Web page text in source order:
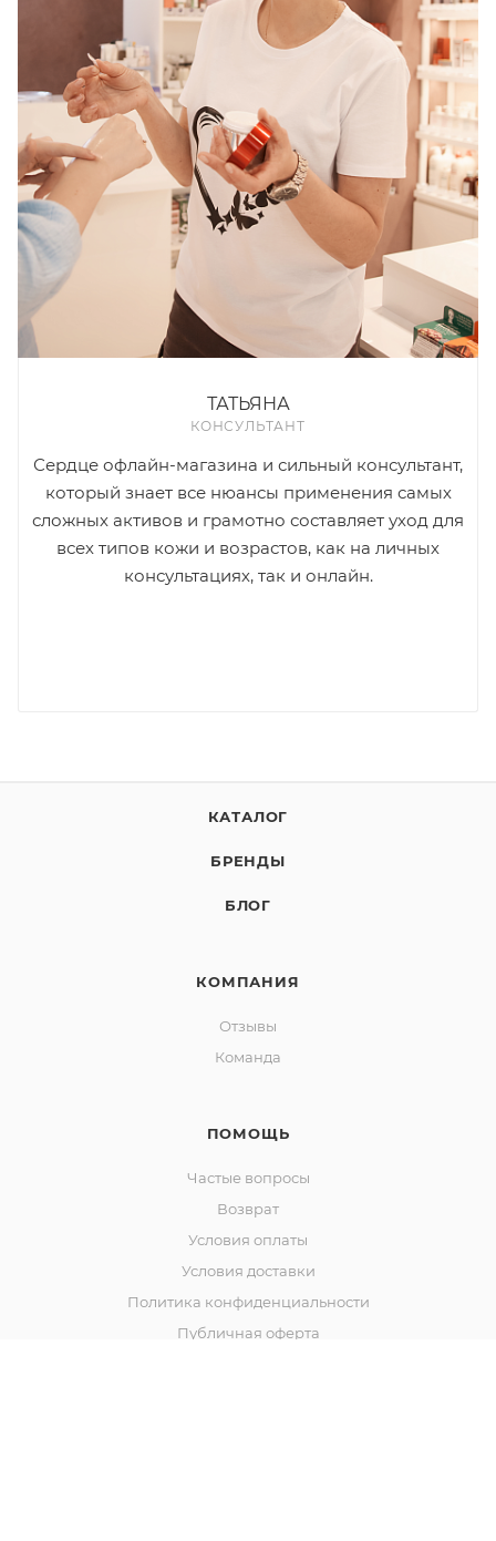
ТАТЬЯНА
КОНСУЛЬТАНТ
Сердце офлайн-магазина и сильный консультант,
который знает все нюансы применения самых
сложных активов и грамотно составляет уход для
всех типов кожи и возрастов, как на личных
консультациях, так и онлайн.
КАТАЛОГ
БРЕНДЫ
БЛОГ
КОМПАНИЯ
Отзывы
Команда
ПОМОЩЬ
Частые вопросы
Возврат
Условия оплаты
Условия доставки
Политика конфиденциальности
Публичная оферта